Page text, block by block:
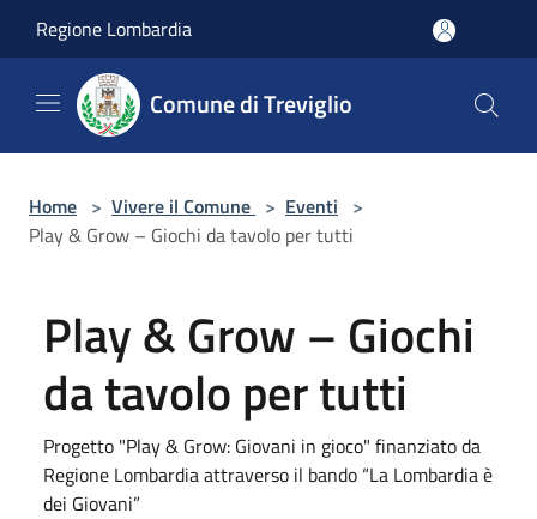
Regione Lombardia
Comune di Treviglio
Home > Vivere il Comune > Eventi >
Play & Grow – Giochi da tavolo per tutti
Play & Grow – Giochi
da tavolo per tutti
Progetto "Play & Grow: Giovani in gioco" finanziato da
Regione Lombardia attraverso il bando “La Lombardia è
dei Giovani”